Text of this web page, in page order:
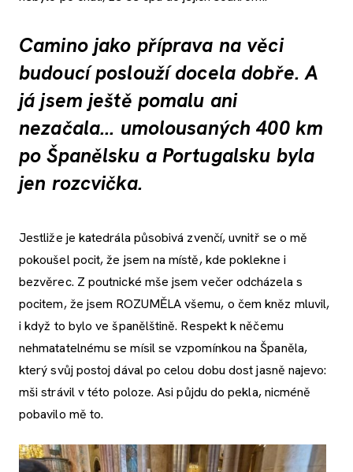
Camino jako příprava na věci
budoucí poslouží docela dobře. A
já jsem ještě pomalu ani
nezačala... umolousaných 400 km
po Španělsku a Portugalsku byla
jen rozcvička.
Jestliže je katedrála působivá zvenčí, uvnitř se o mě
pokoušel pocit, že jsem na místě, kde poklekne i
bezvěrec. Z poutnické mše jsem večer odcházela s
pocitem, že jsem ROZUMĚLA všemu, o čem kněz mluvil,
i když to bylo ve španělštině. Respekt k něčemu
nehmatatelnému se mísil se vzpomínkou na Španěla,
který svůj postoj dával po celou dobu dost jasně najevo:
mši strávil v této poloze. Asi půjdu do pekla, nicméně
pobavilo mě to.